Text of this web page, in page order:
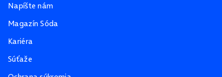
Napíšte nám
Magazín Sóda
Kariéra
Súťaže